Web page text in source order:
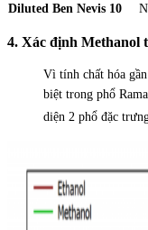
Diluted Ben Nevis 10
4. Xác định Methanol
Vì tính chất hóa
biệt trong phổ
diện 2 phổ đặc